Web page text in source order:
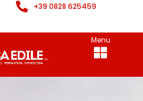
+39 0828 625459
Menu